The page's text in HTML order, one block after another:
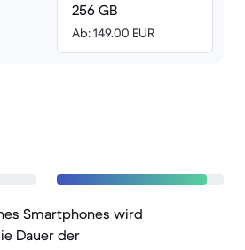
256 GB
Ab: 149.00 EUR
Smartphones wird
Dauer der